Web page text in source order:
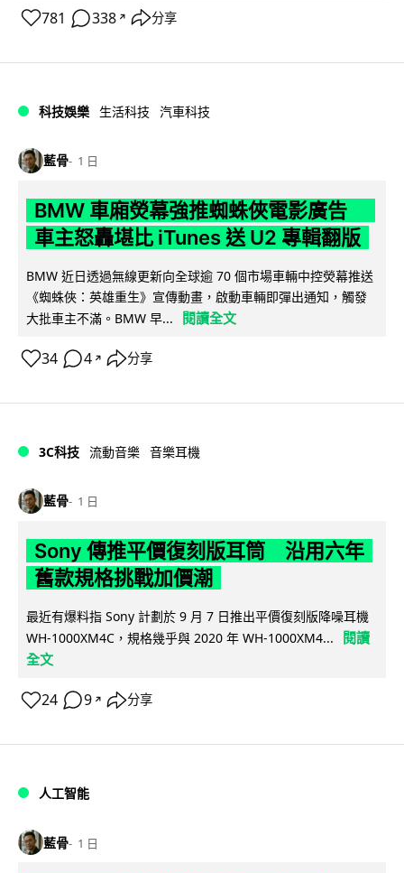
781 338 ↗ 分享
科技娛樂 生活科技 汽車科技
藍骨 1 日
BMW 車廂熒幕強推蜘蛛俠電影廣告
車主怒轟堪比 iTunes 送 U2 專輯翻版
BMW 近日透過無線更新向全球逾 70 個市場車輛中控熒幕推送
《蜘蛛俠：英雄重生》宣傳動畫，啟動車輛即彈出通知，觸發
大批車主不滿。BMW 早...
閱讀全文
34 4 ↗ 分享
3C科技 流動音樂 音樂耳機
藍骨 1 日
Sony 傳推平價復刻版耳筒 沿用六年
舊款規格挑戰加價潮
最近有爆料指 Sony 計劃於 9 月 7 日推出平價復刻版降噪耳機
WH-1000XM4C，規格幾乎與 2020 年 WH-1000XM4...
閱讀
全文
24 9 ↗ 分享
人工智能
藍骨 1 日